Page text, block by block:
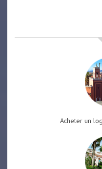
Acheter un